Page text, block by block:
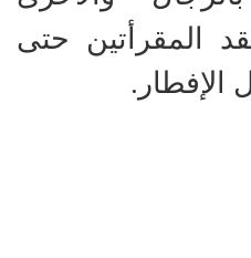
المقرأتين حتى
الإفطار.